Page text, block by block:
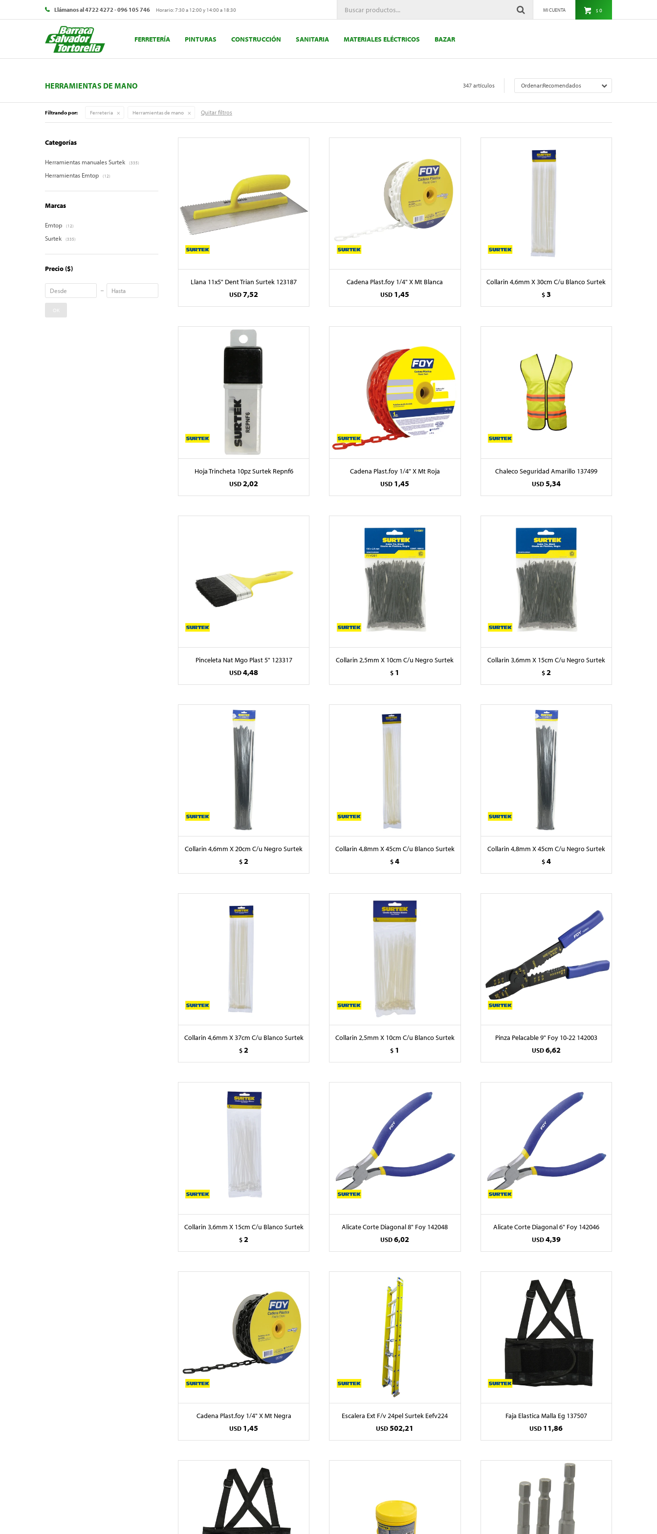
FERRETERÍA PINTURAS CONSTRUCCIÓN SANITARIA MATERIALES ELÉCTRICOS BAZAR
$ 0
Llámanos al 4722 4272 - 096 105 746 Horario: 7:30 a 12:00 y 14:00 a 18:30
HERRAMIENTAS DE MANO 347 artículos Recomendados
Filtrando por: Ferreteria Herramientas de mano Quitar filtros
Llana 11x5" Dent Trian Surtek 123187
USD7,52
Cadena Plast.foy 1/4" X Mt Blanca
USD 1,45
Collarin 4,6mm X 30cm C/u Blanco Surtek
$ 3
Hoja Trincheta 10pz Surtek Repnf6
USD2,02
Cadena Plast.foy 1/4" X Mt Roja
USD 1,45
Chaleco Seguridad Amarillo 137499
USD 5,34
Pinceleta Nat Mgo Plast 5" 123317
USD4,48
Collarin 2,5mm X 10cm C/u Negro Surtek
$ 1
Collarin 3,6mm X 15cm C/u Negro Surtek
$ 2
Collarin 4,6mm X 20cm C/u Negro Surtek
$2
Collarin 4,8mm X 45cm C/u Blanco Surtek
$ 4
Collarin 4,8mm X 45cm C/u Negro Surtek
$ 4
Collarin 4,6mm X 37cm C/u Blanco Surtek
$2
Collarin 2,5mm X 10cm C/u Blanco Surtek
$ 1
Pinza Pelacable 9" Foy 10-22 142003
USD 6,62
Collarin 3,6mm X 15cm C/u Blanco Surtek
$2
Alicate Corte Diagonal 8" Foy 142048
USD 6,02
Alicate Corte Diagonal 6" Foy 142046
USD 4,39
Cadena Plast.foy 1/4" X Mt Negra
USD 1,45
Escalera Ext F/v 24pel Surtek Eefv224
USD 502,21
Faja Elastica Malla Eg 137507
USD 11,86
Categorías
Herramientas manuales Surtek (335)
Herramientas Emtop (12)
Marcas
Emtop (12)
Surtek (335)
Precio($)
OK